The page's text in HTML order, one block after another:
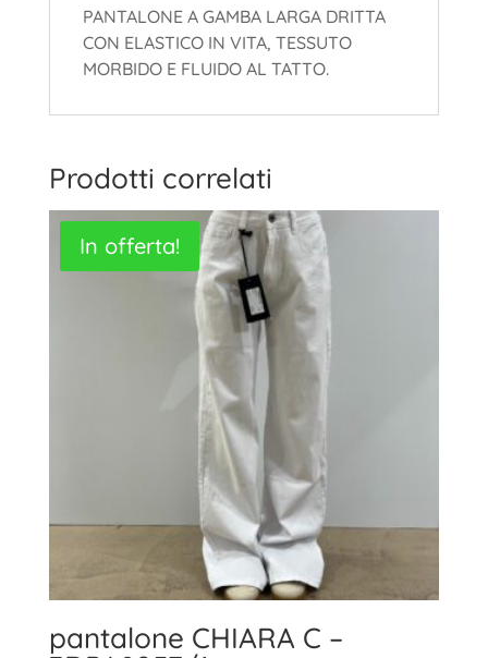
PANTALONE A GAMBA LARGA DRITTA
CON ELASTICO IN VITA, TESSUTO
MORBIDO E FLUIDO AL TATTO.
Prodotti correlati
In offerta!
pantalone CHIARA C –